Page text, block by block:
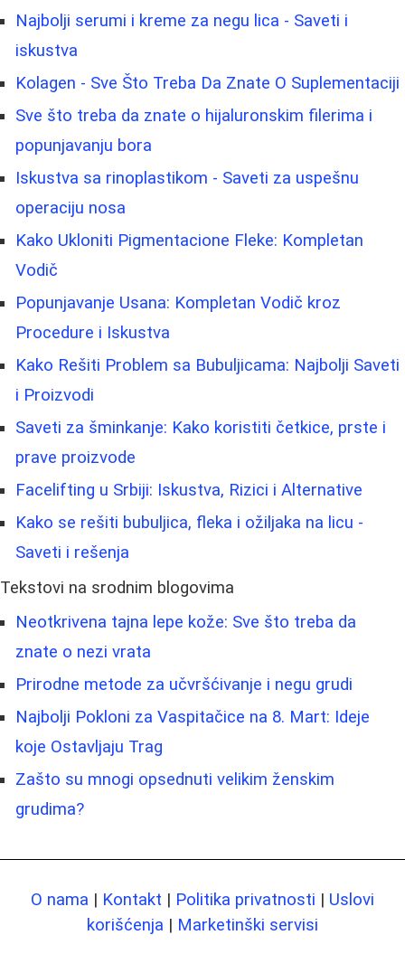
Najbolji serumi i kreme za negu lica - Saveti i
iskustva
Kolagen - Sve Što Treba Da Znate O Suplementaciji
Sve što treba da znate o hijaluronskim filerima i
popunjavanju bora
Iskustva sa rinoplastikom - Saveti za uspešnu
operaciju nosa
Kako Ukloniti Pigmentacione Fleke: Kompletan
Vodič
Popunjavanje Usana: Kompletan Vodič kroz
Procedure i Iskustva
Kako Rešiti Problem sa Bubuljicama: Najbolji Saveti
i Proizvodi
Saveti za šminkanje: Kako koristiti četkice, prste i
prave proizvode
Facelifting u Srbiji: Iskustva, Rizici i Alternative
Kako se rešiti bubuljica, fleka i ožiljaka na licu -
Saveti i rešenja
Tekstovi na srodnim blogovima
Neotkrivena tajna lepe kože: Sve što treba da
znate o nezi vrata
Prirodne metode za učvršćivanje i negu grudi
Najbolji Pokloni za Vaspitačice na 8. Mart: Ideje
koje Ostavljaju Trag
Zašto su mnogi opsednuti velikim ženskim
grudima?
O nama | Kontakt | Politika privatnosti | Uslovi
korišćenja | Marketinški servisi